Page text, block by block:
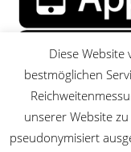
Diese
bestmöglichen
unserer Website
pseudonymisiert